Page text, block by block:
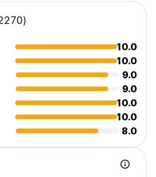
10.0
10.0
9.0
9.0
10.0
10.0
8.0